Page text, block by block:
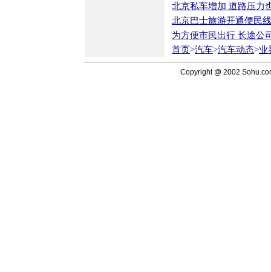
北京私车增加 道路压力
北京巴士旅游开通便民
为方便市民出行 长途公
首页>汽车>汽车动态>业
Copyright @ 2002